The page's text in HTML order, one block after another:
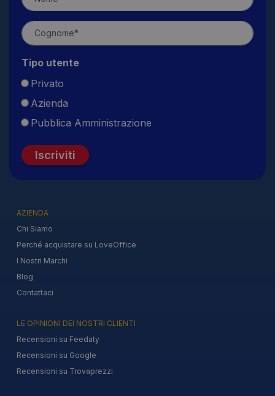
Tipo utente
Privato
Azienda
Pubblica Amministrazione
Iscriviti
AZIENDA
Chi Siamo
Perché acquistare su LoveOffice
I Nostri Marchi
Blog
Contattaci
LE OPINIONI DEI NOSTRI CLIENTI
Recensioni su Feedaty
Recensioni su Google
Recensioni su Trovaprezzi